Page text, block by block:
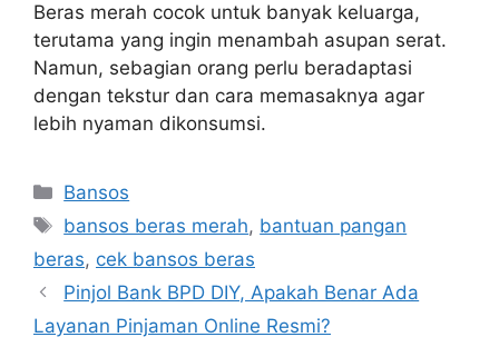
Beras merah cocok untuk banyak keluarga,
terutama yang ingin menambah asupan serat.
Namun, sebagian orang perlu beradaptasi
dengan tekstur dan cara memasaknya agar
lebih nyaman dikonsumsi.
Kategori
Bansos
Tag
bansos beras merah, bantuan pangan
beras, cek bansos beras
Pinjol Bank BPD DIY, Apakah Benar Ada
Layanan Pinjaman Online Resmi?